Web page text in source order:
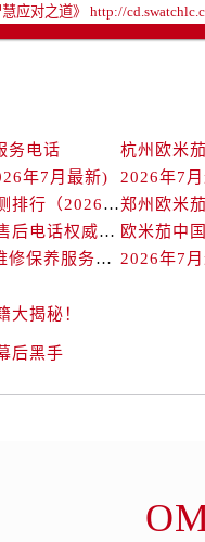
与南九经街交汇处欧米
米茄售后服务中心（需
米茄售后服务中心（需
米茄售后服务中心（需
米茄售后服务中心（需
米茄售后服务中心（需
欧米茄售后服务中心（需
欧米茄售后服务中心（需
号亨得利名表维修授
务电话
年7月最新)
2026年7
北京欧米茄回收价格查询及靠谱回收平台实测排行（2026年7月最新数据）
欧米茄中国官方售后服务中心｜详细地址与售后电话权威信息通知（2026年7月最新）
2026年7月最新欧米茄长春重庆路万达广场维修保养服务电话
2026年7
大揭秘！
后黑手